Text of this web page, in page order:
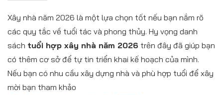
Xây nhà năm 2026 là một lựa chọn tốt nếu bạn nắm rõ
các quy tắc về tuổi tác và phong thủy. Hy vọng danh
sách tuổi hợp xây nhà năm 2026 trên đây đã giúp bạn
có thêm cơ sở để tự tin triển khai kế hoạch của mình.
Nếu bạn có nhu cầu xây dựng nhà và phù hợp tuổi để xây
mời bạn tham khảo